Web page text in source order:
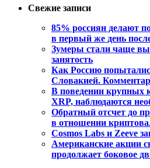
Свежие записи
85% россиян делают
в первый же день
Зумеры стали чаще
занятость
Как Россию
Словакией.
В поведении крупных
XRP, наблюдаются
Обратный отсчет до
в отношении
Cosmos Labs и Zeeve
Американские акции
продолжает боковое